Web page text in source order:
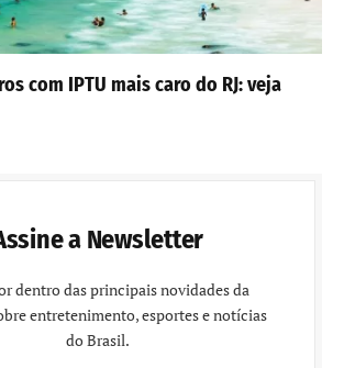
com IPTU mais caro do RJ: veja
a Newsletter
dentro das principais novidades da
entretenimento, esportes e notícias
do Brasil.